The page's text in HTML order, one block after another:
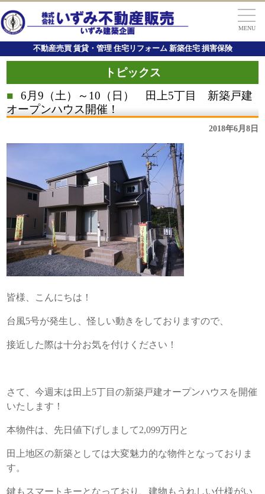
MENU
不動産売買 賃貸・管理 住宅リフォーム 新築住宅 損害保険
トピックス
■
6月9（土）～10（日） 田上5丁目 新築戸建
オープンハウス開催！
2018年6月8日
皆様、こんにちは！
台風5号が発生し、怪しい動きをしておりますので、
接近した際は十分お気を付けください！
さて、今週末は田上5丁目の新築戸建オープンハウスを開催
いたします！
本物件は、先日値下げしまして2,099万円と
田上地区の新築としては大変魅力的な物件となっておりま
す。
鍵もスマートキーとなっており、建物もうれしい仕様がい